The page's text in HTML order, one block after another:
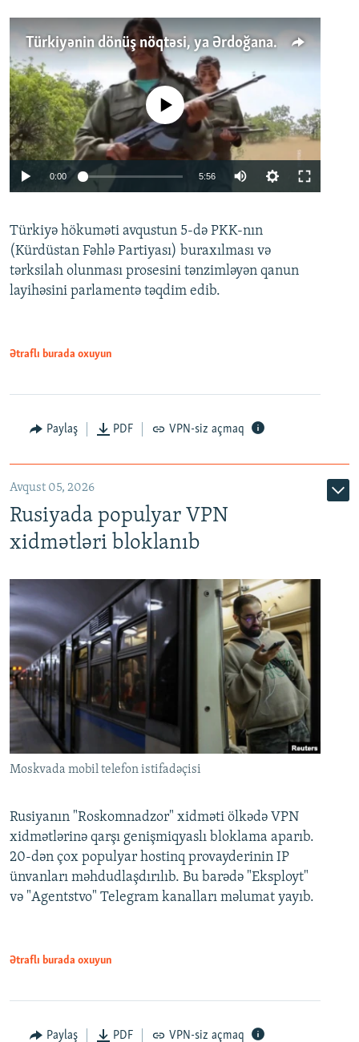
Türkiyənin dönüş nöqtəsi, ya Ərdoğana üçüncü şans: PKK ilə qəfil barışıq nə deməkdir?
Auto 240p 360p 480p
720p 1080p
No media source currently available
0:00 5:56
360p
480p
Türkiyə hökuməti avqustun 5-də PKK-nın
(Kürdüstan Fəhlə Partiyası) buraxılması və
tərksilah olunması prosesini tənzimləyən qanun
layihəsini parlamentə təqdim edib.
Ətraflı burada oxuyun
Paylaş PDF VPN-siz açmaq
Avqust 05, 2026
Rusiyada populyar VPN
xidmətləri bloklanıb
Moskvada mobil telefon istifadəçisi
Rusiyanın "Roskomnadzor" xidməti ölkədə VPN
xidmətlərinə qarşı genişmiqyaslı bloklama aparıb.
20-dən çox populyar hostinq provayderinin IP
ünvanları məhdudlaşdırılıb. Bu barədə "Eksployt"
və "Agentstvo" Telegram kanalları məlumat yayıb.
Ətraflı burada oxuyun
Paylaş PDF VPN-siz açmaq